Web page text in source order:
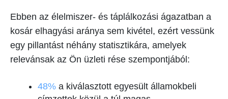
Ebben az élelmiszer- és táplálkozási ágazatban a
kosár elhagyási aránya sem kivétel, ezért vessünk
egy pillantást néhány statisztikára, amelyek
relevánsak az Ön üzleti rése szempontjából:
48% a kiválasztott egyesült államokbeli